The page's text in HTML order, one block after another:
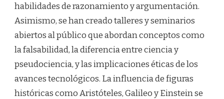
habilidades de razonamiento y argumentación.
Asimismo, se han creado talleres y seminarios
abiertos al público que abordan conceptos como
la falsabilidad, la diferencia entre ciencia y
pseudociencia, y las implicaciones éticas de los
avances tecnológicos. La influencia de figuras
históricas como Aristóteles, Galileo y Einstein se